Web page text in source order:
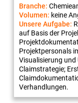
Branche:
Volumen: keine
Unsere Aufgabe:
auf Basis der
Projektpersonals
Visualisierung und
Claimstrategie;
Verhandlungen.